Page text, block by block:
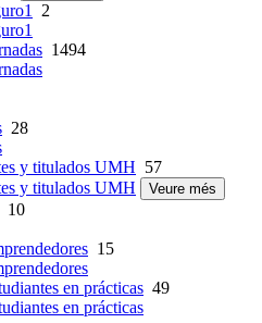
2
1494
28
y titulados UMH 57
y titulados UMH
Veure més
10
15
en prácticas 49
en prácticas